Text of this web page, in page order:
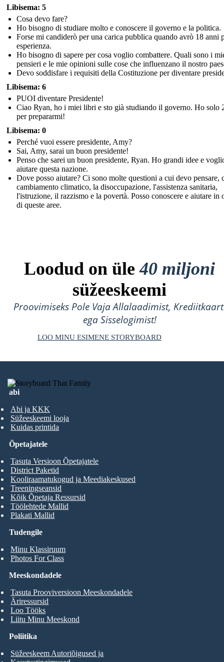
Libisema: 5
Cosa devo fare?
Ho bisogno di studiare molto e conoscere il governo e la politica.
Forse mi candiderò per una carica pubblica quando avrò 18 anni
esperienza.
Ho bisogno di sapere per cosa voglio combattere. Quali sono i
pensieri e le mie opinioni sulle cose che influenzano il nostro
Devo soddisfare i requisiti della Costituzione per diventare
Libisema: 6
PUOI diventare Presidente!
Ciao Ryan, ho i miei libri e sto già studiando il governo. Ho solo
per prepararmi!
Libisema: 0
Perché vuoi essere presidente, Amy?
Sai, Amy, sarai un buon presidente!
Penso che sarei un buon presidente, Ryan. Ho grandi idee e
aiutare questa nazione.
Dove posso aiutare? Ci sono molte questioni a cui devo pensare,
cambiamento climatico, la disoccupazione, l'assistenza sanitaria,
l'istruzione, il razzismo e la povertà. Posso conoscere e aiutare in
di queste aree.
Loodud on üle40 miljoni
süžeeskeemi
Proovimiseks Pole Vaja Allalaadimist,
ega Sisselogimist!
LOO MINU ESIMENE STORYBOARD
abi
Abi ja KKK
Süžeeskeemi looja
Kuidas printida
Tudengile
Minu Klassiruum
Photos For Class
Õpetajatele
Tasuta Versioon Õpetajatele
District Paketid
Kooliraamatukogud ja Meediakeskused
Treeningseansid
Kõik Õpetaja Ressursid
Töölehtede Mallid
Plakati Mallid
Meeskondadele
Tasuta Prooviversioon Meeskondadele
Äriressursid
Loo Tööks
Liitu Minu Meeskond
Poliitika
Süžeeskeem Autoriõigused ja